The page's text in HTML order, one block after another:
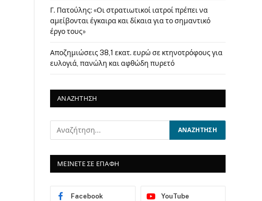
Γ. Πατούλης: «Οι στρατιωτικοί ιατροί πρέπει να
αμείβονται έγκαιρα και δίκαια για το σημαντικό
έργο τους»
Αποζημιώσεις 38,1 εκατ. ευρώ σε κτηνοτρόφους για
ευλογιά, πανώλη και αφθώδη πυρετό
ΑΝΑΖΗΤΗΣΗ
ΜΕΙΝΕΤΕ ΣΕ ΕΠΑΦΗ
Facebook YouTube